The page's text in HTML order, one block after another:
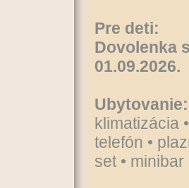
Pre deti:
Dovolenka
01.09.2026.
Ubytovanie:
klimatizácia
telefón •
set •